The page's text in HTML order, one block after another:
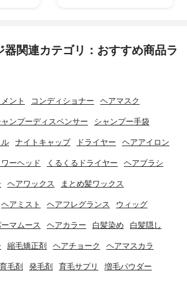
器関連カテゴリ：おすすめ商品ラ
ント コンディショナー ヘアマスク
ャンプーディスペンサー シャンプー手袋
ナイトキャップ ドライヤー ヘアアイロン
ーヘッド くるくるドライヤー ヘアブラシ
ヘアワックス まとめ髪ワックス
ヘアミスト ヘアフレグランス ウィッグ
マムース ヘアカラー 白髪染め 白髪隠し
縮毛矯正剤 ヘアチョーク ヘアマスカラ
育毛剤 発毛剤 育毛サプリ 増毛パウダー